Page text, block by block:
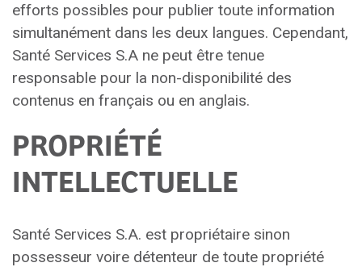
efforts possibles pour publier toute information
simultanément dans les deux langues. Cependant,
Santé Services S.A ne peut être tenue
responsable pour la non-disponibilité des
contenus en français ou en anglais.
PROPRIÉTÉ
INTELLECTUELLE
Santé Services S.A. est propriétaire sinon
possesseur voire détenteur de toute propriété